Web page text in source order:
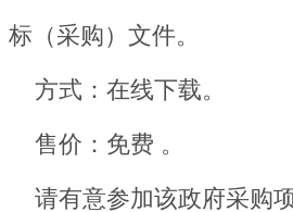
标（采购）文件。
方式：在线下载。
售价：免费 。
请有意参加该政府采购